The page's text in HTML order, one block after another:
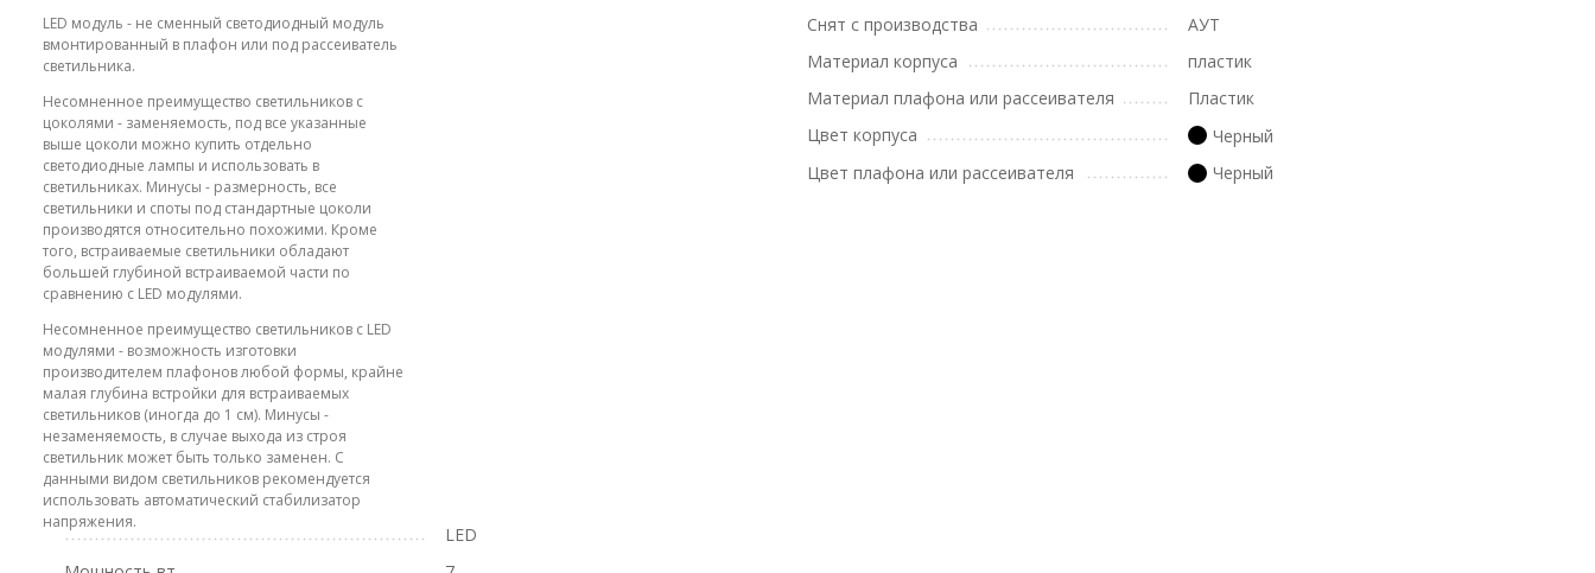
LED модуль - не сменный светодиодный модуль
вмонтированный в плафон или под рассеиватель
светильника.
Несомненное преимущество светильников с
цоколями - заменяемость, под все указанные
выше цоколи можно купить отдельно
светодиодные лампы и использовать в
светильниках. Минусы - размерность, все
светильники и споты под стандартные цоколи
производятся относительно похожими. Кроме
того, встраиваемые светильники обладают
большей глубиной встраиваемой части по
сравнению с LED модулями.
Несомненное преимущество светильников с LED
модулями - возможность изготовки
производителем плафонов любой формы, крайне
малая глубина встройки для встраиваемых
светильников (иногда до 1 см). Минусы -
незаменяемость, в случае выхода из строя
светильник может быть только заменен. С
данными видом светильников рекомендуется
использовать автоматический стабилизатор
напряжения.
LED
Снят с производства
АУТ
Материал корпуса
пластик
Материал плафона или рассеивателя
Пластик
Цвет корпуса
Черный
Цвет плафона или рассеивателя
Черный